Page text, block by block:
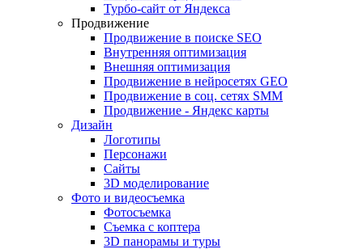
Турбо-сайт от Яндекса
Продвижение
Продвижение в поиске SEO
Внутренняя оптимизация
Внешняя оптимизация
Продвижение в нейросетях GEO
Продвижение в соц. сетях SMM
Продвижение - Яндекс карты
Дизайн
Логотипы
Персонажи
Сайты
3D моделирование
Фото и видеосъемка
Фотосъемка
Съемка с коптера
3D панорамы и туры